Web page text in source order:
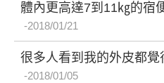
體內更高達7到11㎏的宿
2018/01/21
很多人看到我的外皮都覺
2018/01/05